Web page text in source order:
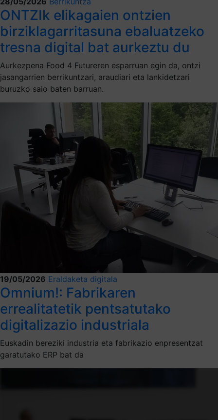
ONTZIk elikagaien ontzien
birziklagarritasuna ebaluatzeko
tresna digital bat aurkeztu du
Aurkezpena Food 4 Futureren esparruan egin da, ontzi
jasangarrien berrikuntzari, araudiari eta lankidetzari
buruzko saio baten barruan.
19/05/2026 Eraldaketa digitala
Omnium!: Fabrikaren
errealitatetik pentsatutako
digitalizazio industriala
Euskadin bereziki industria eta fabrikazio enpresentzat
garatutako ERP bat da